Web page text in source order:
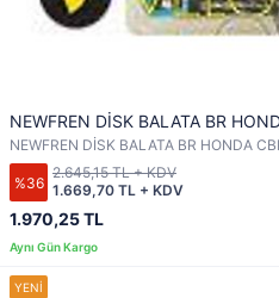
NEWFREN DİSK BALATA BR
NEWFREN DİSK BALATA BR HONDA
%36
1.970,25 TL
1.669,70 TL + KDV
2.645,15 TL + KDV